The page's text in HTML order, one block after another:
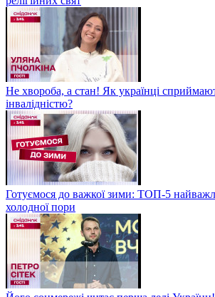
Не хвороба, а стан! Як українці
інвалідністю?
Готуємося до важкої зими: ТОП-5
холодної пори